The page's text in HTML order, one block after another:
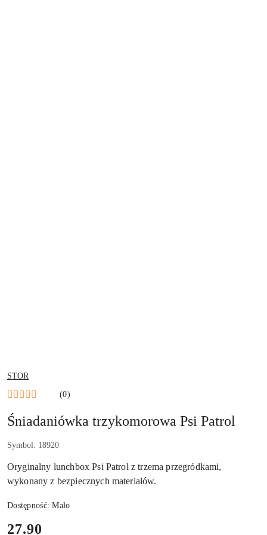
NAZWA
PRODUCENTA:
STOR
(0)
Śniadaniówka trzykomorowa Psi Patrol
Symbol: 18920
Oryginalny lunchbox Psi Patrol z trzema przegródkami,
wykonany z bezpiecznych materiałów.
Dostępność:Mało
cena:
27.90